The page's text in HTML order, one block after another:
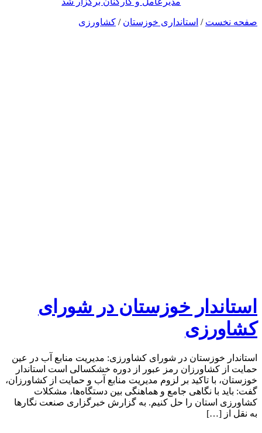
صفحه نخست / استانداری خوزستان / کشاورزی
استاندار خوزستان در شورای
کشاورزی
استاندار خوزستان در شورای کشاورزی: مدیریت منابع آب در عین
حمایت از کشاورزان رمز عبور از دوره خشکسالی است استاندار
خوزستان، با تاکید بر لزوم مدیریت منابع آب و حمایت از کشاورزان،
گفت: باید با نگاهی جامع و هماهنگی بین دستگاه‌ها، مشکلات
کشاورزی استان را حل کنیم. به گزارش خبرگزاری صنعت نگارها
به نقل از […]